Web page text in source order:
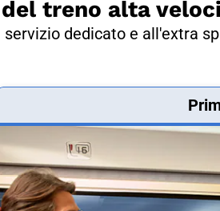
treno alta
dedicato e all'extra